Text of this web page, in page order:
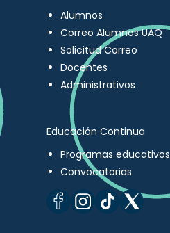
Alumnos
Correo Alumnos UAQ
Solicitud Correo
Docentes
Administrativos
Educación Continua
Programas educativos
Convocatorias